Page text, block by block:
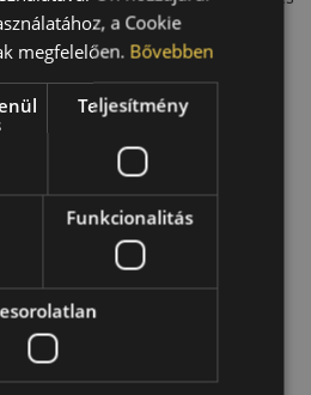
és stabil iránytartás jellemzi.
menetkomfort hosszabb utakon
aszfaltos nyári közlekedéshez.
a komfortorientált SUV-
a Cookie
megfelelően. Bővebben
Teljesítmény
Funkcionalitás